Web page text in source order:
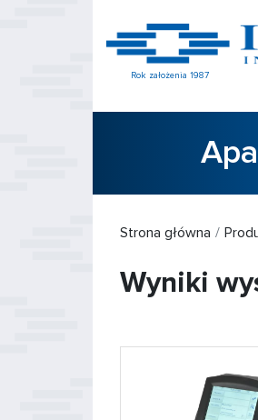
Rok założenia 1987
Strona główna
Wyniki